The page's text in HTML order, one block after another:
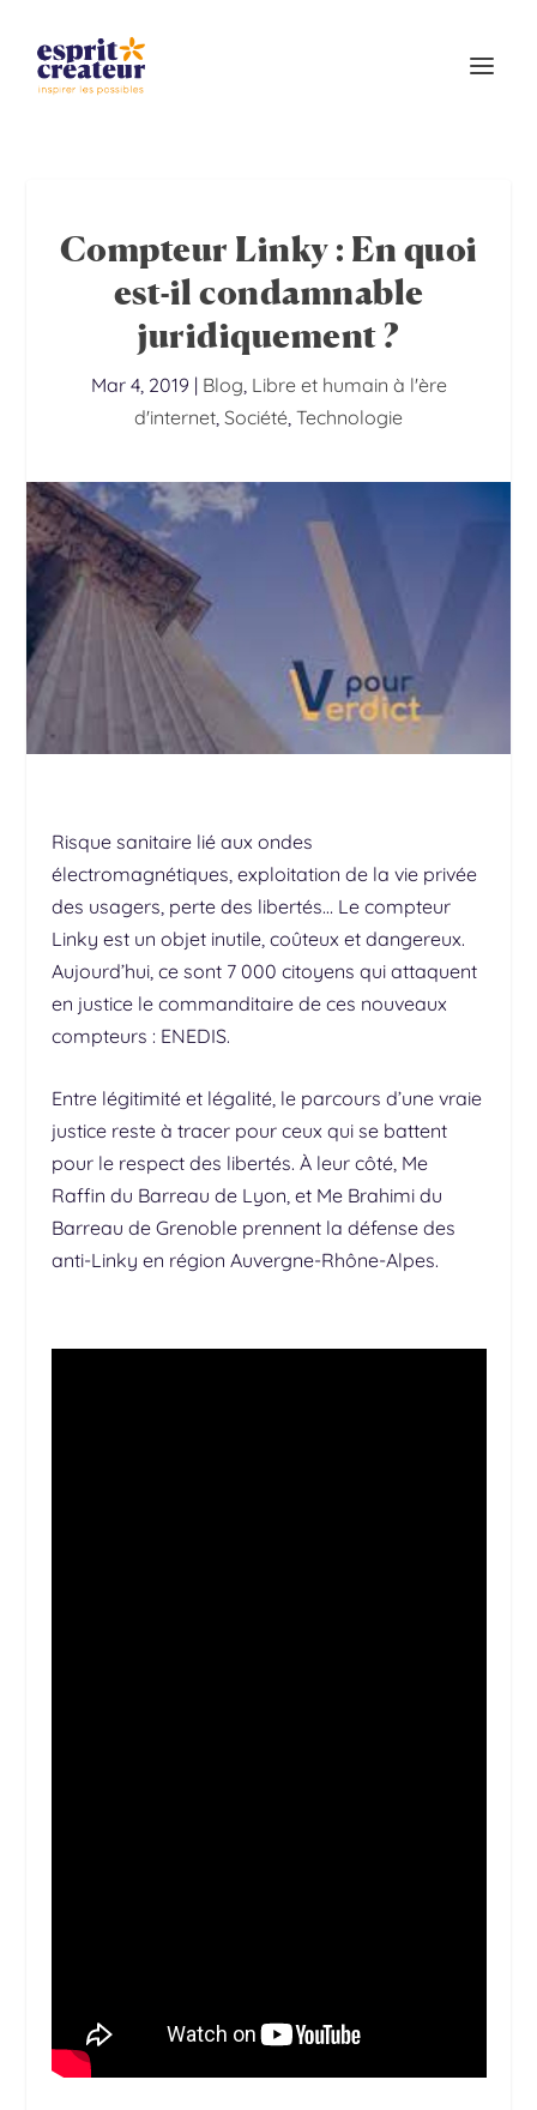
Compteur Linky : En quoi
est-il condamnable
juridiquement ?
Mar 4, 2019 | Blog, Libre et humain à l'ère
d'internet, Société, Technologie
Risque sanitaire lié aux ondes
électromagnétiques, exploitation de la vie privée
des usagers, perte des libertés… Le compteur
Linky est un objet inutile, coûteux et dangereux.
Aujourd’hui, ce sont 7 000 citoyens qui attaquent
en justice le commanditaire de ces nouveaux
compteurs : ENEDIS.
Entre légitimité et légalité, le parcours d’une vraie
justice reste à tracer pour ceux qui se battent
pour le respect des libertés. À leur côté, Me
Raffin du Barreau de Lyon, et Me Brahimi du
Barreau de Grenoble prennent la défense des
anti-Linky en région Auvergne-Rhône-Alpes.